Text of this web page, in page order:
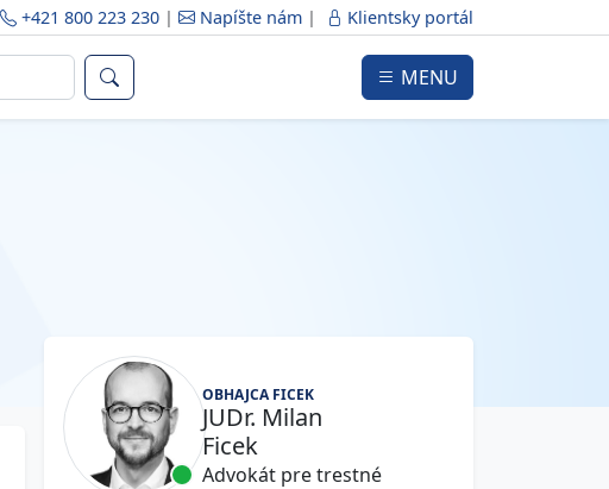
+421 800 223 230 | Napíšte nám | Klientsky portál
MENU
OBHAJCA FICEK
JUDr. Milan
Ficek
Advokát pre trestné